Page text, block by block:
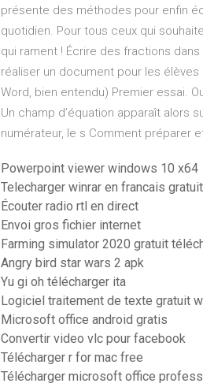
présente des méthodes pour enfin
quotidien. Pour tous ceux qui
qui rament ! Écrire des fractions
réaliser un document pour les élèves
Word, bien entendu) Premier essai.
Un champ d’équation apparaît alors
numérateur, le s Comment préparer
Powerpoint viewer windows 10 x64
Telecharger winrar en francais gratuit
Écouter radio rtl en direct
Envoi gros fichier internet
Farming simulator 2020 gratuit
Angry bird star wars 2 apk
Yu gi oh télécharger ita
Logiciel traitement de texte gratuit
Microsoft office android gratis
Convertir video vlc pour facebook
Télécharger r for mac free
Télécharger microsoft office